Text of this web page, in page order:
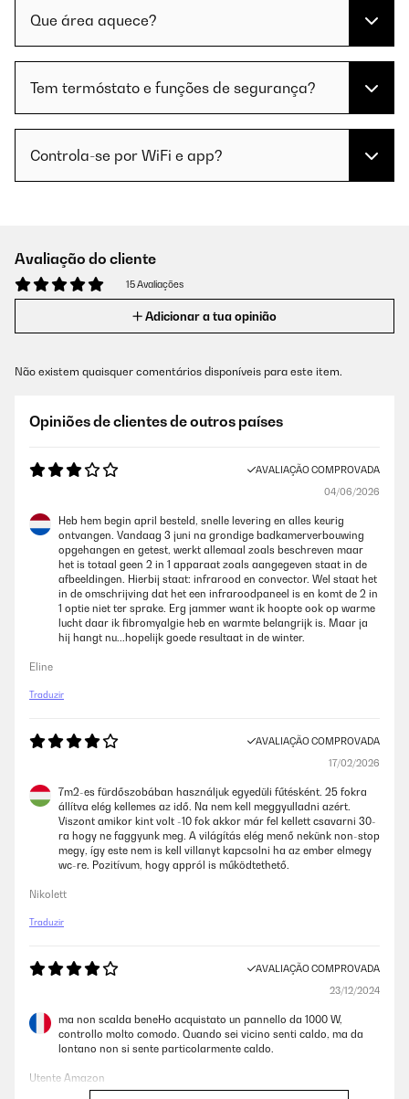
Que área aquece?
Tem termóstato e funções de segurança?
Controla-se por WiFi e app?
Avaliação do cliente
15 Avaliações
Adicionar a tua opinião
Não existem quaisquer comentários disponíveis para este item.
Opiniões de clientes de outros países
AVALIAÇÃO COMPROVADA
04/06/2026
Heb hem begin april besteld, snelle levering en alles keurig
ontvangen. Vandaag 3 juni na grondige badkamerverbouwing
opgehangen en getest, werkt allemaal zoals beschreven maar
het is totaal geen 2 in 1 apparaat zoals aangegeven staat in de
afbeeldingen. Hierbij staat: infrarood en convector. Wel staat het
in de omschrijving dat het een infraroodpaneel is en komt de 2 in
1 optie niet ter sprake. Erg jammer want ik hoopte ook op warme
lucht daar ik fibromyalgie heb en warmte belangrijk is. Maar ja
hij hangt nu...hopelijk goede resultaat in de winter.
Eline
Traduzir
AVALIAÇÃO COMPROVADA
17/02/2026
7m2-es fürdőszobában használjuk egyedüli fűtésként. 25 fokra
állítva elég kellemes az idő. Na nem kell meggyulladni azért.
Viszont amikor kint volt -10 fok akkor már fel kellett csavarni 30-
ra hogy ne faggyunk meg. A világítás elég menő nekünk non-stop
megy, így este nem is kell villanyt kapcsolni ha az ember elmegy
wc-re. Pozitívum, hogy appról is működtethető.
Nikolett
Traduzir
AVALIAÇÃO COMPROVADA
23/12/2024
ma non scalda beneHo acquistato un pannello da 1000 W,
controllo molto comodo. Quando sei vicino senti caldo, ma da
lontano non si sente particolarmente caldo.
Utente Amazon